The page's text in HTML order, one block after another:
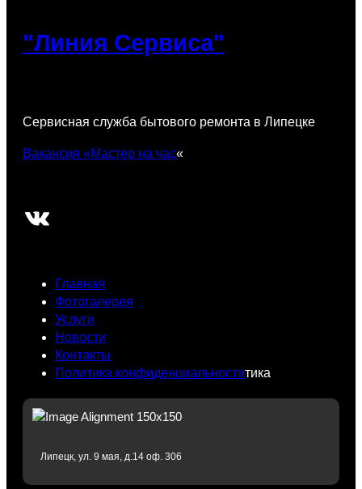
"Линия Сервиса"
Сервисная служба бытового ремонта в Липецке
Вакансия «Мастер на час«
ВКонтакте
Главная
Фотогалерея
Услуги
Новости
Контакты
Политика конфиденциальноститика
Липецк, ул. 9 мая, д.14 оф. 306